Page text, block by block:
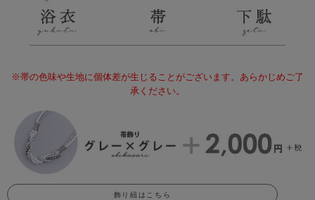
※帯の色味や生地に個体差が生じることがございます。あらかじめご了
承ください。
飾り紐はこちら